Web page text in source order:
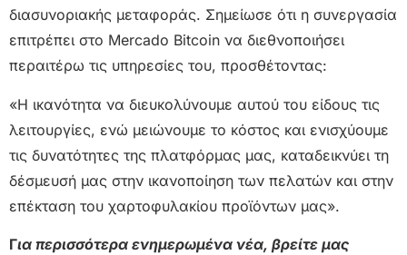
διασυνοριακής μεταφοράς. Σημείωσε ότι η συνεργασία
επιτρέπει στο Mercado Bitcoin να διεθνοποιήσει
περαιτέρω τις υπηρεσίες του, προσθέτοντας:
«Η ικανότητα να διευκολύνουμε αυτού του είδους τις
λειτουργίες, ενώ μειώνουμε το κόστος και ενισχύουμε
τις δυνατότητες της πλατφόρμας μας, καταδεικνύει τη
δέσμευσή μας στην ικανοποίηση των πελατών και στην
επέκταση του χαρτοφυλακίου προϊόντων μας».
Για περισσότερα ενημερωμένα νέα, βρείτε μας